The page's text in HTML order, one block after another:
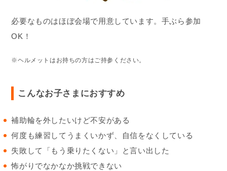
必要なものはほぼ会場で用意しています。手ぶら参加
OK！
※ヘルメットはお持ちの方はご持参ください。
こんなお子さまにおすすめ
補助輪を外したいけど不安がある
何度も練習してうまくいかず、自信をなくしている
失敗して「もう乗りたくない」と言い出した
怖がりでなかなか挑戦できない